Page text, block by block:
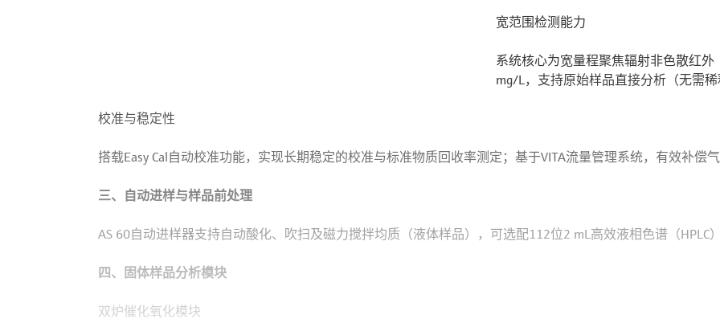
宽范围检测能力
系统核心为宽量程聚焦辐射非色散红外
mg/L，支持原始样品直接分析（无需
校准与稳定性
搭载Easy Cal自动校准功能，实现长期稳定的校准与标准物质回收率测定；基于VITA流量管理系统，有效补偿
三、自动进样与样品前处理
AS 60自动进样器支持自动酸化、吹扫及磁力搅拌均质（液体样品），可选配112位2 mL高效液相色谱（HPLC
四、固体样品分析模块
双炉催化氧化模块